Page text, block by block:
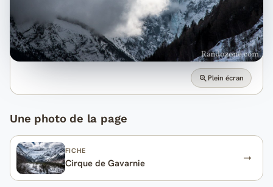
Plein écran
Une photo de la page
FICHE
Cirque de Gavarnie